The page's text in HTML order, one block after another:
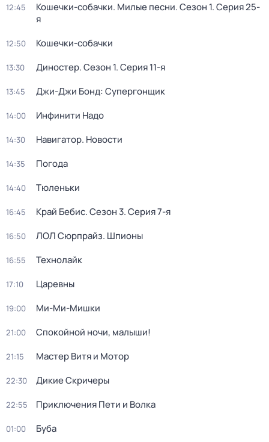
12:45 Кошечки-собачки. Милые песни. Сезон 1. Серия 25-
я
12:50 Кошечки-собачки
13:30 Диностер. Сезон 1. Серия 11-я
13:45 Джи-Джи Бонд: Супергонщик
14:00 Инфинити Надо
14:30 Навигатор. Новости
14:35 Погода
14:40 Тюленьки
16:45 Край Бебис. Сезон 3. Серия 7-я
16:50 ЛОЛ Сюрпрайз. Шпионы
16:55 Технолайк
17:10 Царевны
19:00 Ми-Ми-Мишки
21:00 Спокойной ночи, малыши!
21:15 Мастер Витя и Мотор
22:30 Дикие Скричеры
22:55 Приключения Пети и Волка
01:00 Буба